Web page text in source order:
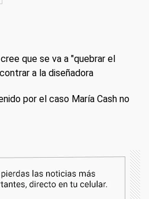
que se va a "quebrar el
a la diseñadora
por el caso María Cash no